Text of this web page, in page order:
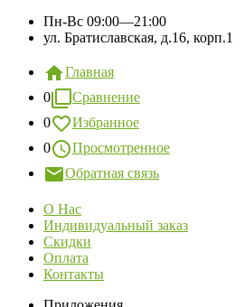
Пн-Вс 09:00—21:00
ул. Братиславская, д.16, корп.1
Главная
0
Сравнение
0
Избранное
0
Просмотренное
Обратная связь
О Нас
Индивидуальный заказ
Скидки
Оплата
Контакты